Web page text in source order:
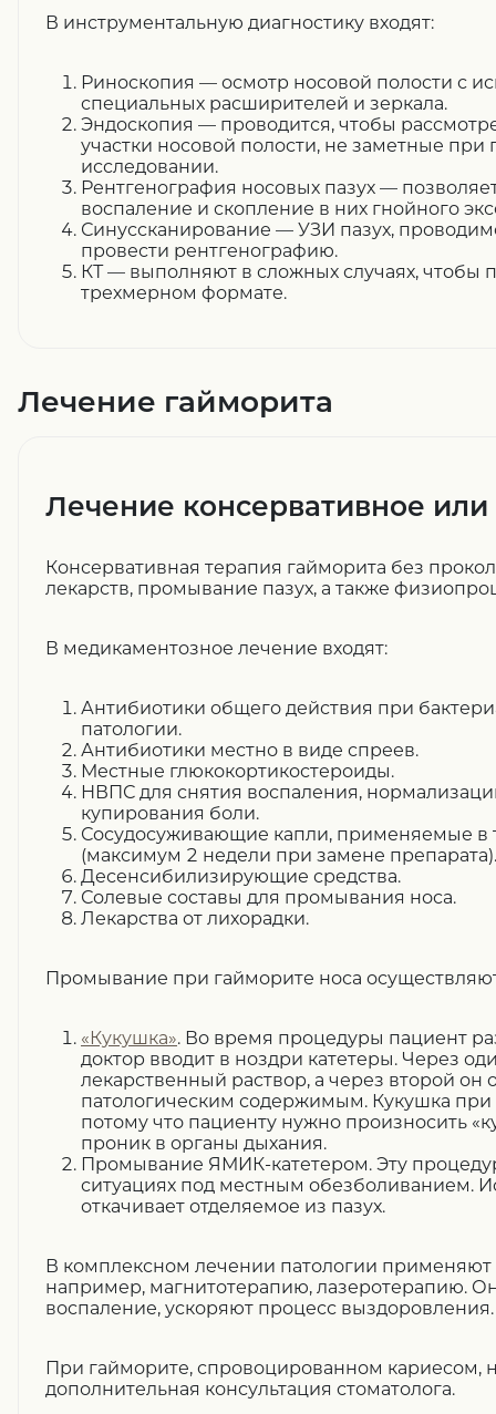
В инструментальную диагностику входят:
Риноскопия — осмотр носовой полости с
специальных расширителей и зеркала.
Эндоскопия — проводится, чтобы
участки носовой полости, не заметные
исследовании.
Рентгенография носовых пазух —
воспаление и скопление в них гнойного
Синуссканирование — УЗИ пазух,
провести рентгенографию.
КТ — выполняют в сложных случаях, чтобы
трехмерном формате.
Лечение гайморита
Лечение консервативное или
Консервативная терапия гайморита без
лекарств, промывание пазух, а также
В медикаментозное лечение входят:
Антибиотики общего действия при
патологии.
Антибиотики местно в виде спреев.
Местные глюкокортикостероиды.
НВПС для снятия воспаления,
купирования боли.
Сосудосуживающие капли, применяемые в
(максимум 2 недели при замене препарата).
Десенсибилизирующие средства.
Солевые составы для промывания носа.
Лекарства от лихорадки.
Промывание при гайморите носа
«Кукушка». Во время процедуры пациент
доктор вводит в ноздри катетеры. Через
лекарственный раствор, а через второй он
патологическим содержимым. Кукушка при
потому что пациенту нужно произносить
проник в органы дыхания.
Промывание ЯМИК-катетером. Эту
ситуациях под местным обезболиванием.
откачивает отделяемое из пазух.
В комплексном лечении патологии
например, магнитотерапию, лазеротерапию.
воспаление, ускоряют процесс выздоровления.
При гайморите, спровоцированном кариесом,
дополнительная консультация стоматолога.